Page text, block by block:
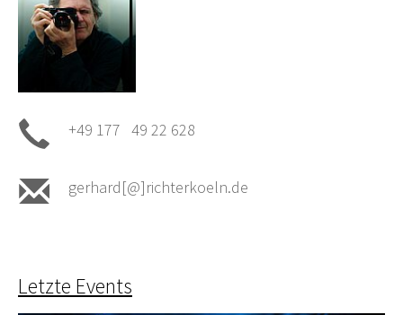
+49 177 49 22 628
gerhard[@]richterkoeln.de
Letzte Events